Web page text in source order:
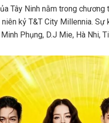
Tây Ninh nằm trong
kỷ T&T City Millennia.
Minh Phụng, D.J Mie, Hà Nhi,